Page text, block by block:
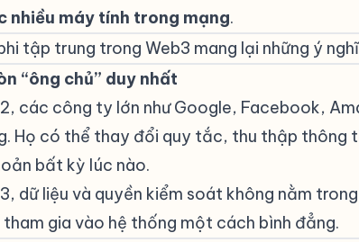
nhiều máy tính trong mạng.
tập trung trong Web3 mang lại những ý
“ông chủ” duy nhất
các công ty lớn như Google, Facebook,
Họ có thể thay đổi quy tắc, thu thập thông
bất kỳ lúc nào.
dữ liệu và quyền kiểm soát không nằm
gia vào hệ thống một cách bình đẳng.